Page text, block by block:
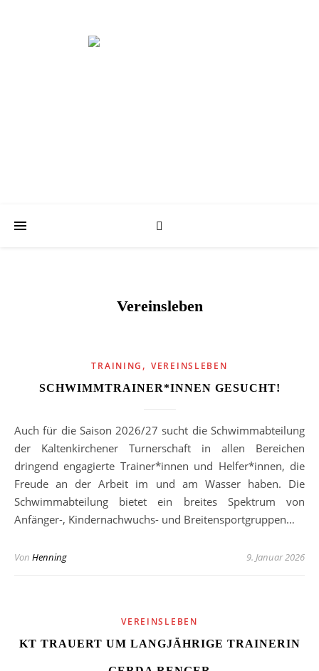
Vereinsleben
TRAINING ,VEREINSLEBEN
SCHWIMMTRAINER*INNEN GESUCHT!
Auch für die Saison 2026/27 sucht die Schwimmabteilung
der Kaltenkirchener Turnerschaft in allen Bereichen
dringend engagierte Trainer*innen und Helfer*innen, die
Freude an der Arbeit im und am Wasser haben. Die
Schwimmabteilung bietet ein breites Spektrum von
Anfänger-, Kindernachwuchs- und Breitensportgruppen…
Von Henning 9. Januar 2026
VEREINSLEBEN
KT TRAUERT UM LANGJÄHRIGE TRAINERIN